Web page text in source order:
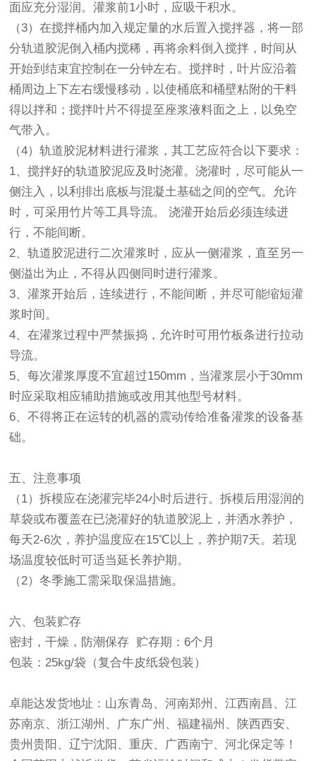
面应充分湿润。灌浆前1小时，应吸干积水。
（3）在搅拌桶内加入规定量的水后置入搅拌器，将一部
分轨道胶泥倒入桶内搅稀，再将余料倒入搅拌，时间从
开始到结束宜控制在一分钟左右。搅拌时，叶片应沿着
桶周边上下左右缓慢移动，以使桶底和桶壁粘附的干料
得以拌和；搅拌叶片不得提至座浆液料面之上，以免空
气带入。
（4）轨道胶泥材料进行灌浆，其工艺应符合以下要求：
1、搅拌好的轨道胶泥应及时浇灌。浇灌时，尽可能从一
侧注入，以利排出底板与混凝土基础之间的空气。允许
时，可采用竹片等工具导流。 浇灌开始后必须连续进
行，不能间断。
2、轨道胶泥进行二次灌浆时，应从一侧灌浆，直至另一
侧溢出为止，不得从四侧同时进行灌浆。
3、灌浆开始后，连续进行，不能间断，并尽可能缩短灌
浆时间。
4、在灌浆过程中严禁振捣，允许时可用竹板条进行拉动
导流。
5、每次灌浆厚度不宜超过150mm，当灌浆层小于30mm
时应采取相应辅助措施或改用其他型号材料。
6、不得将正在运转的机器的震动传给准备灌浆的设备基
础。
五、注意事项
（1）拆模应在浇灌完毕24小时后进行。拆模后用湿润的
草袋或布覆盖在已浇灌好的轨道胶泥上，并洒水养护，
每天2-6次，养护温度应在15℃以上，养护期7天。若现
场温度较低时可适当延长养护期。
（2）冬季施工需采取保温措施。
六、包装贮存
密封，干燥，防潮保存 贮存期：6个月
包装：25kg/袋（复合牛皮纸袋包装）
卓能达发货地址：山东青岛、河南郑州、江西南昌、江
苏南京、浙江湖州、广东广州、福建福州、陕西西安、
贵州贵阳、辽宁沈阳、重庆、广西南宁、河北保定等！